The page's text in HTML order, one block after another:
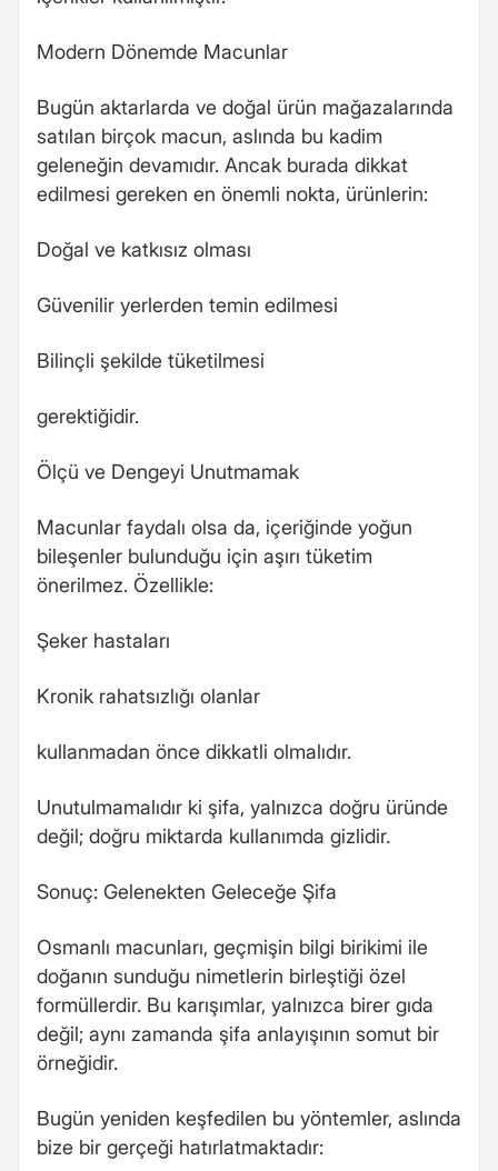
Modern Dönemde Macunlar
Bugün aktarlarda ve doğal ürün mağazalarında
satılan birçok macun, aslında bu kadim
geleneğin devamıdır. Ancak burada dikkat
edilmesi gereken en önemli nokta, ürünlerin:
Doğal ve katkısız olması
Güvenilir yerlerden temin edilmesi
Bilinçli şekilde tüketilmesi
gerektiğidir.
Ölçü ve Dengeyi Unutmamak
Macunlar faydalı olsa da, içeriğinde yoğun
bileşenler bulunduğu için aşırı tüketim
önerilmez. Özellikle:
Şeker hastaları
Kronik rahatsızlığı olanlar
kullanmadan önce dikkatli olmalıdır.
Unutulmamalıdır ki şifa, yalnızca doğru üründe
değil; doğru miktarda kullanımda gizlidir.
Sonuç: Gelenekten Geleceğe Şifa
Osmanlı macunları, geçmişin bilgi birikimi ile
doğanın sunduğu nimetlerin birleştiği özel
formüllerdir. Bu karışımlar, yalnızca birer gıda
değil; aynı zamanda şifa anlayışının somut bir
örneğidir.
Bugün yeniden keşfedilen bu yöntemler, aslında
bize bir gerçeği hatırlatmaktadır: